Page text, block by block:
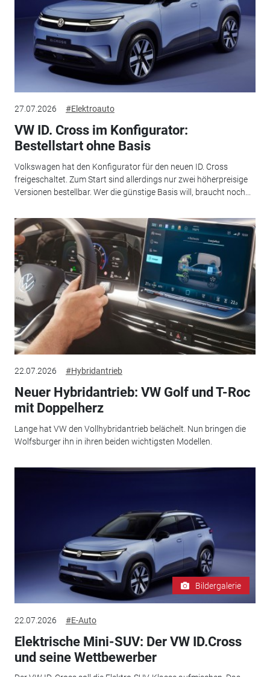
27.07.2026 #Elektroauto
VW ID. Cross im Konfigurator:
Bestellstart ohne Basis
Volkswagen hat den Konfigurator für den neuen ID. Cross
freigeschaltet. Zum Start sind allerdings nur zwei höherpreisige
Versionen bestellbar. Wer die günstige Basis will, braucht noch...
22.07.2026 #Hybridantrieb
Neuer Hybridantrieb: VW Golf und T-Roc
mit Doppelherz
Lange hat VW den Vollhybridantrieb belächelt. Nun bringen die
Wolfsburger ihn in ihren beiden wichtigsten Modellen.
Bildergalerie
22.07.2026 #E-Auto
Elektrische Mini-SUV: Der VW ID.Cross
und seine Wettbewerber